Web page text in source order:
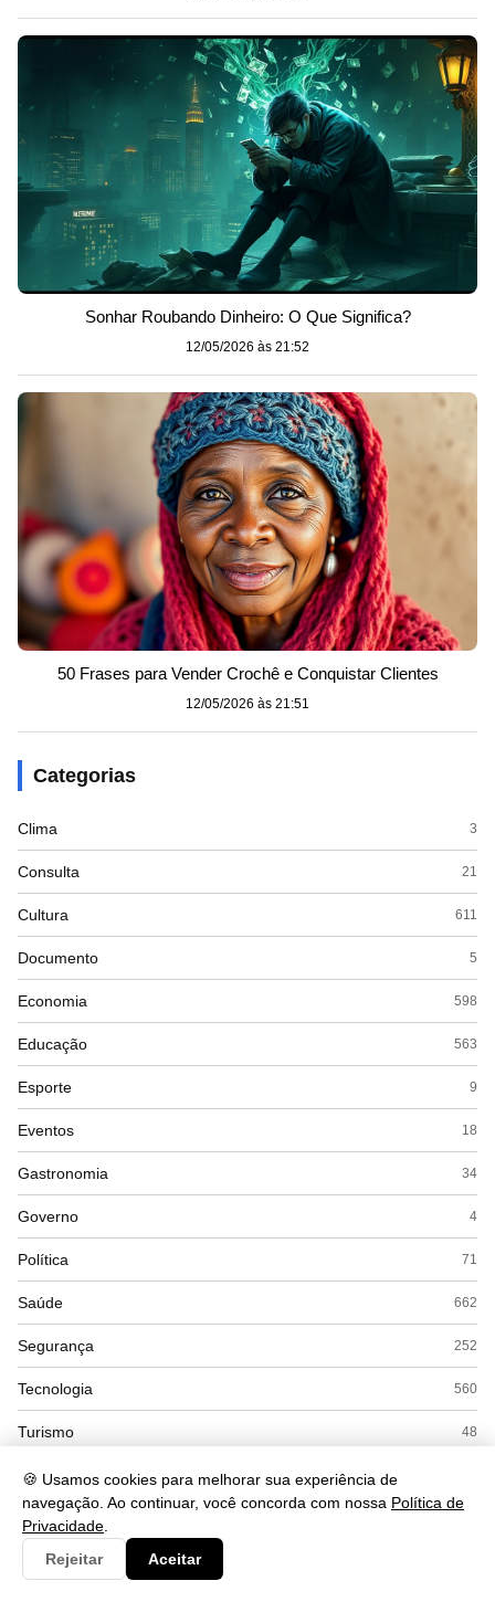
🍪 Usamos cookies para melhorar sua experiência de
navegação. Ao continuar, você concorda com nossa Política de
Privacidade
Rejeitar
Aceitar
Sonhar Roubando Dinheiro: O Que Significa?
12/05/2026 às 21:52
50 Frases para Vender Crochê e Conquistar Clientes
12/05/2026 às 21:51
Categorias
Clima 3
Consulta 21
Cultura 611
Documento 5
Economia 598
Educação 563
Esporte 9
Eventos 18
Gastronomia 34
Governo 4
Política 71
Saúde 662
Segurança 252
Tecnologia 560
Turismo 48